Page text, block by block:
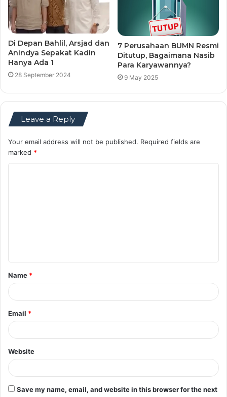
Di Depan Bahlil, Arsjad dan
Anindya Sepakat Kadin
Hanya Ada 1
28 September 2024
7 Perusahaan BUMN Resmi
Ditutup, Bagaimana Nasib
Para Karyawannya?
9 May 2025
Leave a Reply
Your email address will not be published. Required fields are
marked *
t
*
Name *
Email *
Website
Save my name, email, and website in this browser for the next